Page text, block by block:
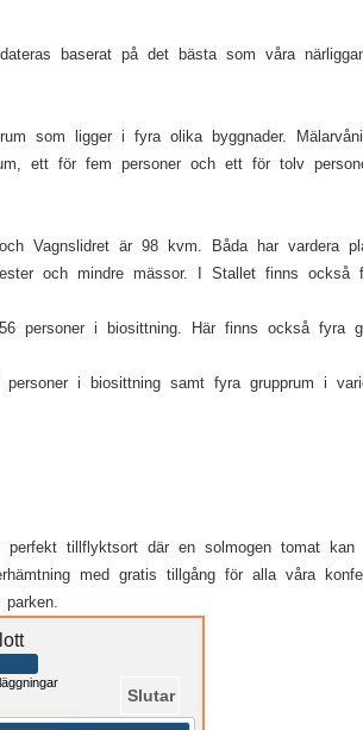
baserat på det bästa som våra
som ligger i fyra olika byggnader.
ett för fem personer och ett för tolv
Vagnslidret är 98 kvm. Båda har vardera
och mindre mässor. I Stallet finns också
personer i biosittning. Här finns också fyra
i biosittning samt fyra grupprum i
tillflyktsort där en solmogen tomat
med gratis tillgång för alla våra
Slutar